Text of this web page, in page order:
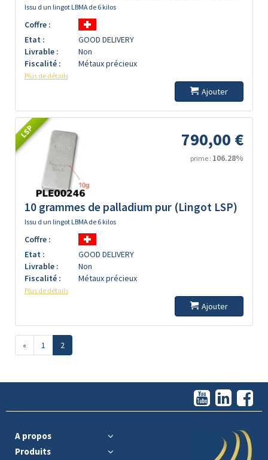
Issu d un lingot LBMA de 6 kilos
Coffre :
Etat :
GOOD DELIVERY
Livrable :
Non
Fiscalité :
Métaux précieux
Plus de détails
Ajouter
LSP 790,00 €
prime : 106.28%
10 grammes de palladium pur (Lingot LSP)
Issu d un lingot LBMA de 6 kilos
Coffre :
Etat :
GOOD DELIVERY
Livrable :
Non
Fiscalité :
Métaux précieux
Plus de détails
Ajouter
« 1 2
A propos
Produits